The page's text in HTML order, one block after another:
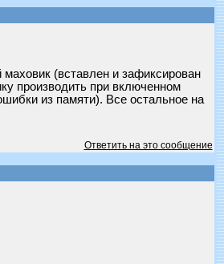
(вставлен и зафиксирован
производить при включенном
из памяти). Все остальное на
Ответить на это сообщение